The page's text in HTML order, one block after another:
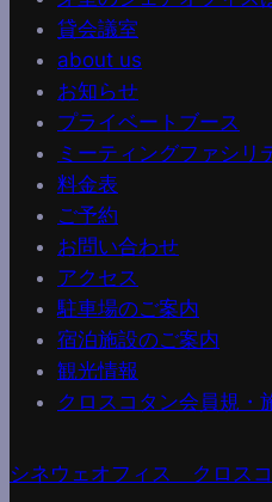
貸会議室
about us
お知らせ
プライベートブース
ミーティングファシリ
料金表
ご予約
お問い合わせ
アクセス
駐車場のご案内
宿泊施設のご案内
観光情報
クロスコタン会員規・
シネウェオフィス クロス